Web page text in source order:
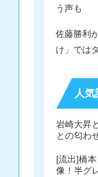
う声も
佐藤勝利
け」では
人
岩崎大昇
との匂わ
[流出]橋
像！半グ